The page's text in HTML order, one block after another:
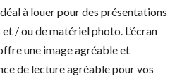
à louer pour des présentations
/ ou de matériel photo. L’écran
une image agréable et
de lecture agréable pour vos